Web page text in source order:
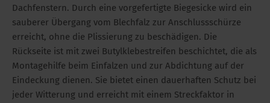
Dachfenstern. Durch eine vorgefertigte Biegesicke wird ein
sauberer Übergang vom Blechfalz zur Anschlussschürze
erreicht, ohne die Plissierung zu beschädigen. Die
Rückseite ist mit zwei Butylklebestreifen beschichtet, die als
Montagehilfe beim Einfalzen und zur Abdichtung auf der
Eindeckung dienen. Sie bietet einen dauerhaften Schutz bei
jeder Witterung und erreicht mit einem Streckfaktor in